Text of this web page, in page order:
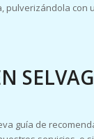
pulverizándola con
guía de